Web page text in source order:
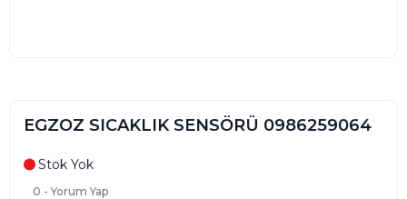
EGZOZ SICAKLIK SENSÖRÜ 0986259064
Stok Yok
0 - Yorum Yap